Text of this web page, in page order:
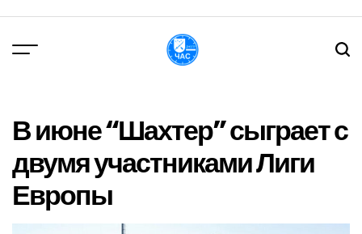
вмісту
В июне “Шахтер” сыграет с
двумя участниками Лиги
Европы